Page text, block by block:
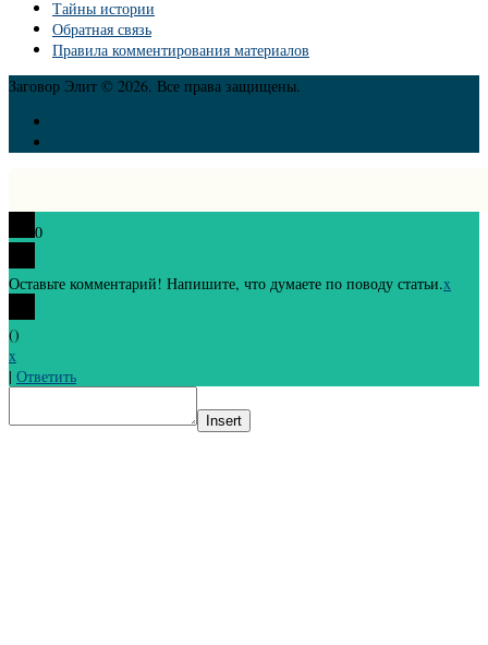
Тайны истории
Обратная связь
Правила комментирования материалов
Заговор Элит © 2026. Все права защищены.
0
Оставьте комментарий! Напишите, что думаете по поводу статьи.x
()
x
| Ответить
Insert